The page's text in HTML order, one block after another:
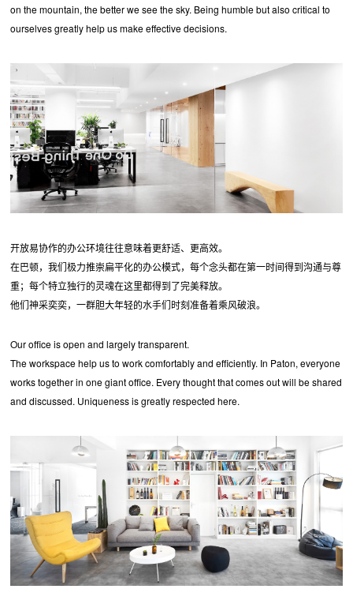
on the mountain, the better we see the sky. Being humble but also critical to
ourselves greatly help us make effective decisions.
开放易协作的办公环境往往意味着更舒适、更高效。
在巴顿，我们极力推崇扁平化的办公模式，每个念头都在第一时间得到沟通与尊
重；每个特立独行的灵魂在这里都得到了完美释放。
他们神采奕奕，一群胆大年轻的水手们时刻准备着乘风破浪。
Our office is open and largely transparent.
The workspace help us to work comfortably and efficiently. In Paton, everyone
works together in one giant office. Every thought that comes out will be shared
and discussed. Uniqueness is greatly respected here.